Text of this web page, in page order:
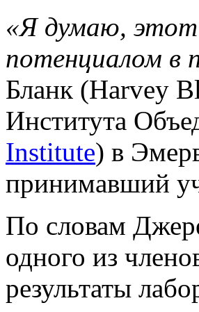
«Я думаю, этот
потенциалом в
Бланк (Harvey
Института
Institute) в
принимавший
По словам
одного из
результаты